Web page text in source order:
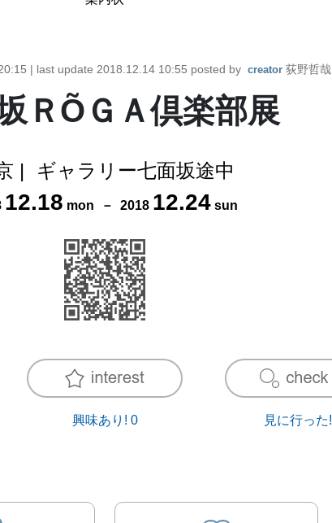
| last update 2018.12.14 10:55 posted by creator 荻野哲哉
ＲÕＧＡ倶楽部展
| ギャラリー七面坂途中
12.18 mon － 2018 12.24 sun
興味あり! 0 見に行った!